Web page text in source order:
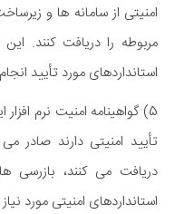
امنیتی از سامانه ها و
مربوطه را دریافت کنند.
استانداردهای مورد تأیید
5) گواهینامه امنیت نرم
تأیید امنیتی دارند صادر
دریافت می کنند، بازرسی
استانداردهای امنیتی مورد